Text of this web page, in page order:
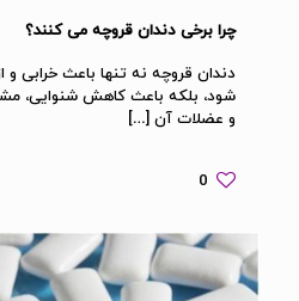
چرا برخی دندان قروچه می کنند؟
دندان‌ قروچه نه تنها باعث خرابی
شود، بلکه باعث کاهش شنوایی،
و عضلات آن […]
0